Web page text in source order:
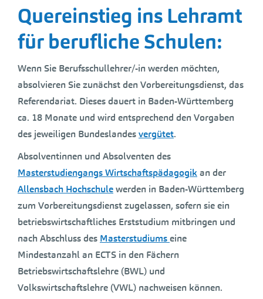
Quereinstieg ins Lehramt
für berufliche Schulen:
Wenn Sie Berufsschullehrer/-in werden möchten,
absolvieren Sie zunächst den Vorbereitungsdienst, das
Referendariat. Dieses dauert in Baden-Württemberg
ca. 18 Monate und wird entsprechend den Vorgaben
des jeweiligen Bundeslandesvergütet.
Absolventinnen und Absolventen des
Masterstudiengangs Wirtschaftspädagogikan der
Allensbach Hochschulewerden in Baden-Württemberg
zum Vorbereitungsdienst zugelassen, sofern sie ein
betriebswirtschaftliches Erststudium mitbringen und
nach Abschluss des Masterstudiumseine
Mindestanzahl an ECTS in den Fächern
Betriebswirtschaftslehre (BWL) und
Volkswirtschaftslehre (VWL) nachweisen können.